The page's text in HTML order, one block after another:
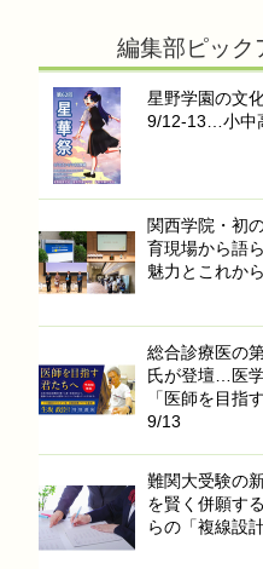
編集部ピック
星野学園の文
9/12-13…小中
関西学院・初
育現場から語
魅力とこれから
総合診療医の
氏が登壇…医
「医師を目指
9/13
難関大受験の
を賢く併願す
らの「複線設計